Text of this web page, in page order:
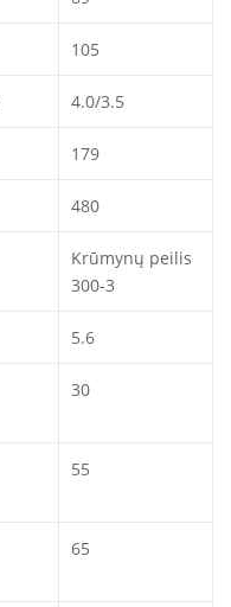
105
4.0/3.5
179
480
Krūmynų peilis
300-3
5.6
30
55
65